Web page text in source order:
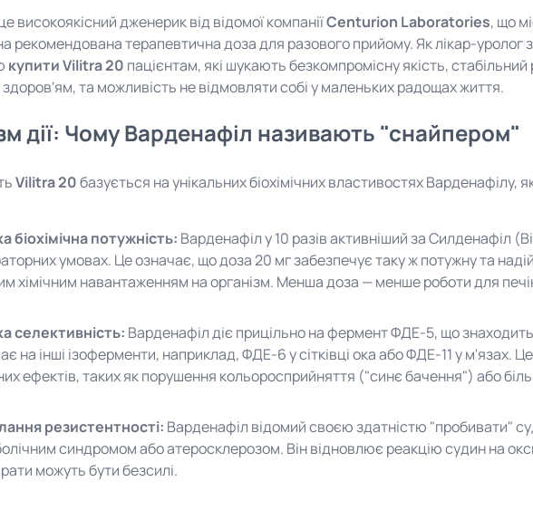
високоякісний дженерик від відомої компаніїCenturion Laboratories, що
рекомендована терапевтична доза для разового прийому. Як лікар-уролог
купити Vilitra 20 пацієнтам, які шукають безкомпромісну якість,
здоров'ям, та можливість не відмовляти собі у маленьких радощах життя.
дії: Чому Варденафіл називають "снайпером"
Vilitra 20базується на унікальних біохімічних властивостях Варденафілу,
біохімічна потужність: Варденафіл у 10 разів активніший за Силденафіл
умовах. Це означає, що доза 20 мг забезпечує таку ж потужну та
хімічним навантаженням на організм. Менша доза — менше роботи для
селективність: Варденафіл діє прицільно на фермент ФДЕ-5, що
на інші ізоферменти, наприклад, ФДЕ-6 у сітківці ока або ФДЕ-11 у м'язах.
ефектів, таких як порушення кольоросприйняття ("синє бачення") або біль
резистентності: Варденафіл відомий своєю здатністю "пробивати"
синдромом або атеросклерозом. Він відновлює реакцію судин на
можуть бути безсилі.